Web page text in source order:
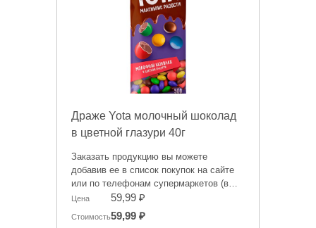
Драже Yota молочный шоколад
в цветной глазури 40г
Заказать продукцию вы можете
добавив ее в список покупок на сайте
или по телефонам супермаркетов (в
зависимости от того, где вам будет
удобнее забрать заказ):
тел. 759-995 - Администратор СМ на ул.
Цена 59,99 ₽
Стоимость59,99 ₽